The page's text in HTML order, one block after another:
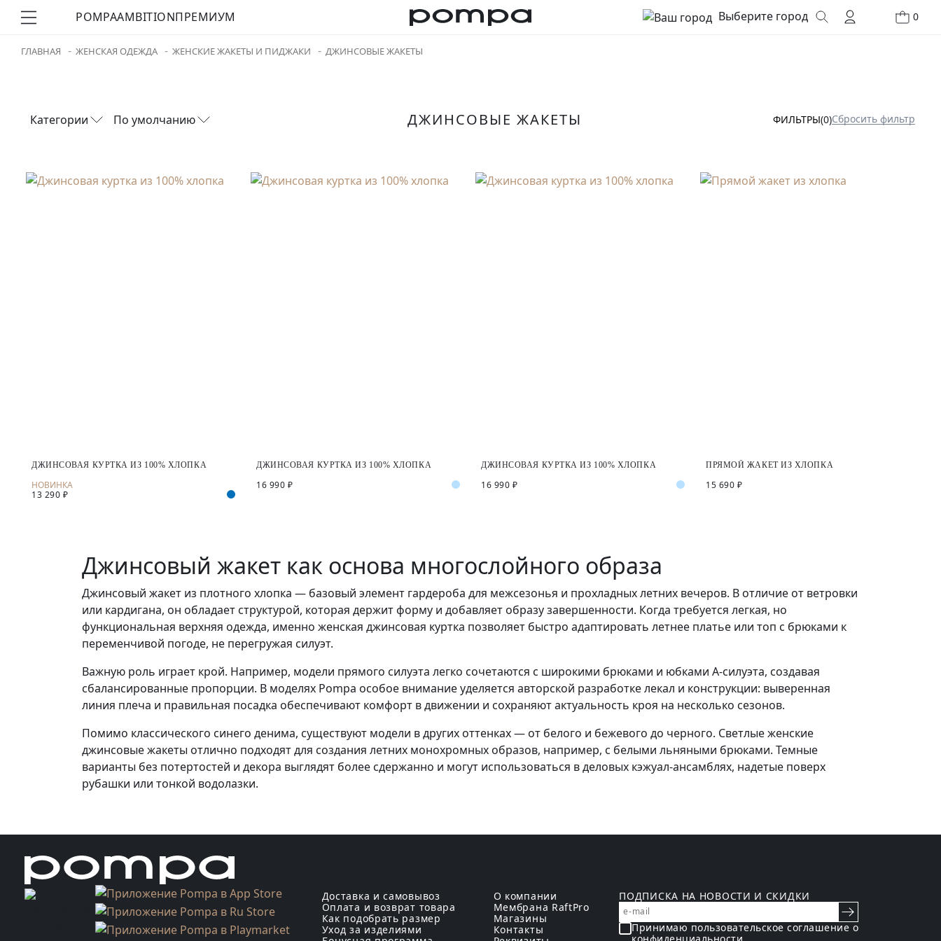
POMPAAMBITIONПРЕМИУМ Выберите город 0
ГЛАВНАЯ ЖЕНСКАЯ ОДЕЖДА ЖЕНСКИЕ ЖАКЕТЫ И ПИДЖАКИ ДЖИНСОВЫЕ ЖАКЕТЫ
Категории По умолчанию ДЖИНСОВЫЕ ЖАКЕТЫ ФИЛЬТРЫ(0)Сбросить фильтр
ДЖИНСОВАЯ КУРТКА ИЗ 100% ХЛОПКА
13 290 ₽
ДЖИНСОВАЯ КУРТКА ИЗ 100% ХЛОПКА
16 990 ₽
ДЖИНСОВАЯ КУРТКА ИЗ 100% ХЛОПКА
16 990 ₽
ПРЯМОЙ ЖАКЕТ ИЗ ХЛОПКА
15 690 ₽
Джинсовый жакет как основа многослойного образа
Джинсовый жакет из плотного хлопка — базовый элемент гардероба для межсезонья и прохладных летних вечеров. В отличие от ветровки
или кардигана, он обладает структурой, которая держит форму и добавляет образу завершенности. Когда требуется легкая, но
функциональная верхняя одежда, именно женская джинсовая куртка позволяет быстро адаптировать летнее платье или топ с брюками к
переменчивой погоде, не перегружая силуэт.
Важную роль играет крой. Например, модели прямого силуэта легко сочетаются с широкими брюками и юбками А-силуэта, создавая
сбалансированные пропорции. В моделях Pompa особое внимание уделяется авторской разработке лекал и конструкции: выверенная
линия плеча и правильная посадка обеспечивают комфорт в движении и сохраняют актуальность кроя на несколько сезонов.
Помимо классического синего денима, существуют модели в других оттенках — от белого и бежевого до черного. Светлые женские
джинсовые жакеты отлично подходят для создания летних монохромных образов, например, с белыми льняными брюками. Темные
варианты без потертостей и декора выглядят более сдержанно и могут использоваться в деловых кэжуал-ансамблях, надетые поверх
рубашки или тонкой водолазки.
Доставка и самовывоз
Оплата и возврат товара
Как подобрать размер
Уход за изделиями
О компании
Мембрана RaftPro
Магазины
Контакты
ПОДПИСКА НА НОВОСТИ И СКИДКИ
Принимаю пользовательскоесоглашение о
конфиденциальности